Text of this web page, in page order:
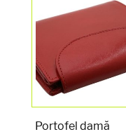
Portofel damă